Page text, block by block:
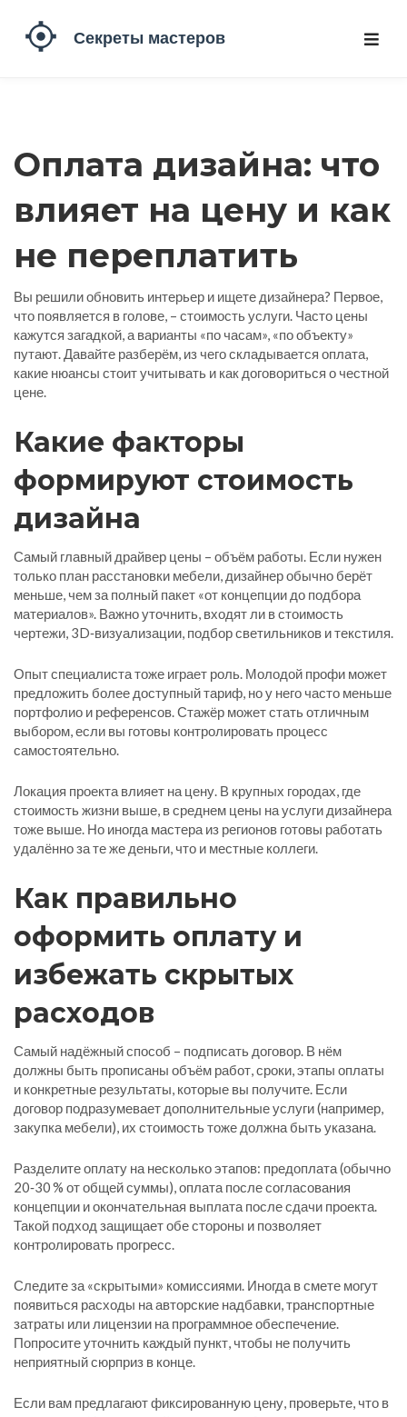
Оплата дизайна: что
влияет на цену и как
не переплатить
Вы решили обновить интерьер и ищете дизайнера? Первое,
что появляется в голове, – стоимость услуги. Часто цены
кажутся загадкой, а варианты «по часам», «по объекту»
путают. Давайте разберём, из чего складывается оплата,
какие нюансы стоит учитывать и как договориться о честной
цене.
Какие факторы
формируют стоимость
дизайна
Самый главный драйвер цены – объём работы. Если нужен
только план расстановки мебели, дизайнер обычно берёт
меньше, чем за полный пакет «от концепции до подбора
материалов». Важно уточнить, входят ли в стоимость
чертежи, 3D‑визуализации, подбор светильников и текстиля.
Опыт специалиста тоже играет роль. Молодой профи может
предложить более доступный тариф, но у него часто меньше
портфолио и референсов. Стажёр может стать отличным
выбором, если вы готовы контролировать процесс
самостоятельно.
Локация проекта влияет на цену. В крупных городах, где
стоимость жизни выше, в среднем цены на услуги дизайнера
тоже выше. Но иногда мастера из регионов готовы работать
удалённо за те же деньги, что и местные коллеги.
Как правильно
оформить оплату и
избежать скрытых
расходов
Самый надёжный способ – подписать договор. В нём
должны быть прописаны объём работ, сроки, этапы оплаты
и конкретные результаты, которые вы получите. Если
договор подразумевает дополнительные услуги (например,
закупка мебели), их стоимость тоже должна быть указана.
Разделите оплату на несколько этапов: предоплата (обычно
20‑30 % от общей суммы), оплата после согласования
концепции и окончательная выплата после сдачи проекта.
Такой подход защищает обе стороны и позволяет
контролировать прогресс.
Следите за «скрытыми» комиссиями. Иногда в смете могут
появиться расходы на авторские надбавки, транспортные
затраты или лицензии на программное обеспечение.
Попросите уточнить каждый пункт, чтобы не получить
неприятный сюрприз в конце.
Если вам предлагают фиксированную цену, проверьте, что в